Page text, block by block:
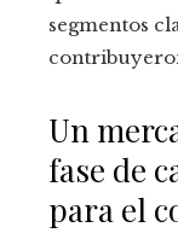
segmentos
Un
fase de
para el